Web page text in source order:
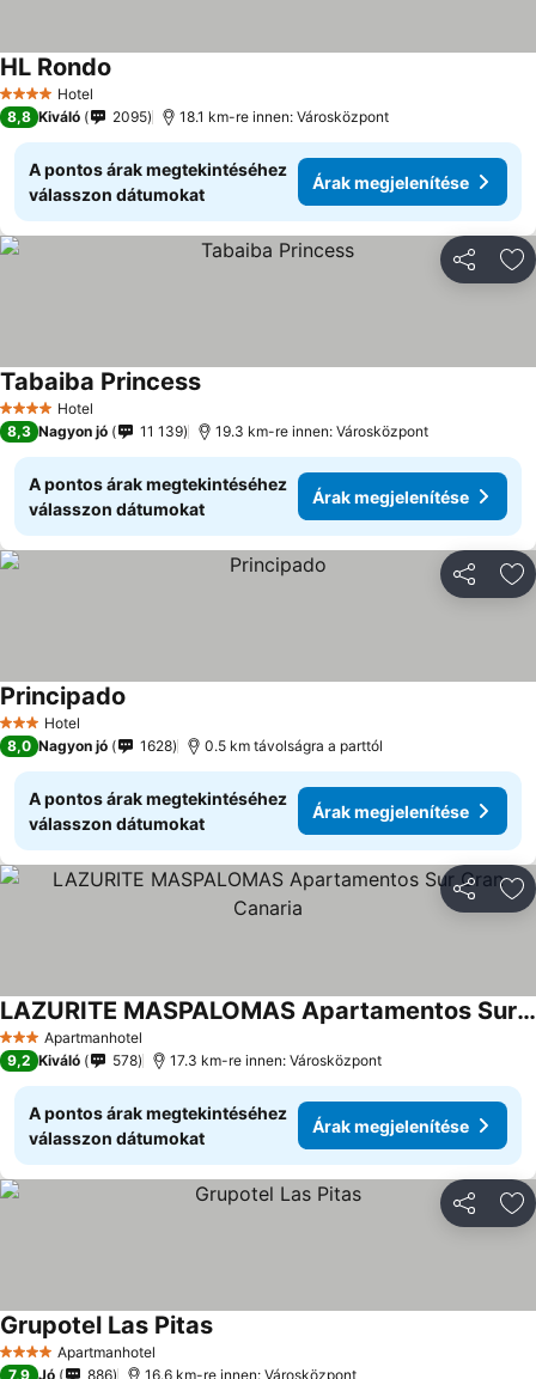
4 KategóriaHotel
HL Rondo
8,8 Kiváló 2095 18.1 km-re innen: Városközpont
A pontos árak megtekintéséhez
válasszon dátumokat
Árak megjelenítése
4 KategóriaHotel
Tabaiba Princess
8,3 Nagyon jó 11 139 19.3 km-re innen: Városközpont
A pontos árak megtekintéséhez
válasszon dátumokat
Árak megjelenítése
3 Kategória
Hotel
Principado
8,0 Nagyon jó 1628 0.5 km távolságra a parttól
A pontos árak megtekintéséhez
válasszon dátumokat
Árak megjelenítése
3 KategóriaApartmanhotel
LAZURITE MASPALOMAS Apartamentos Sur Gran Canaria
9,2 Kiváló 578 17.3 km-re innen: Városközpont
A pontos árak megtekintéséhez
válasszon dátumokat
Árak megjelenítése
4 KategóriaApartmanhotel
Grupotel Las Pitas
7,9 Jó 886 16.6 km-re innen: Városközpont